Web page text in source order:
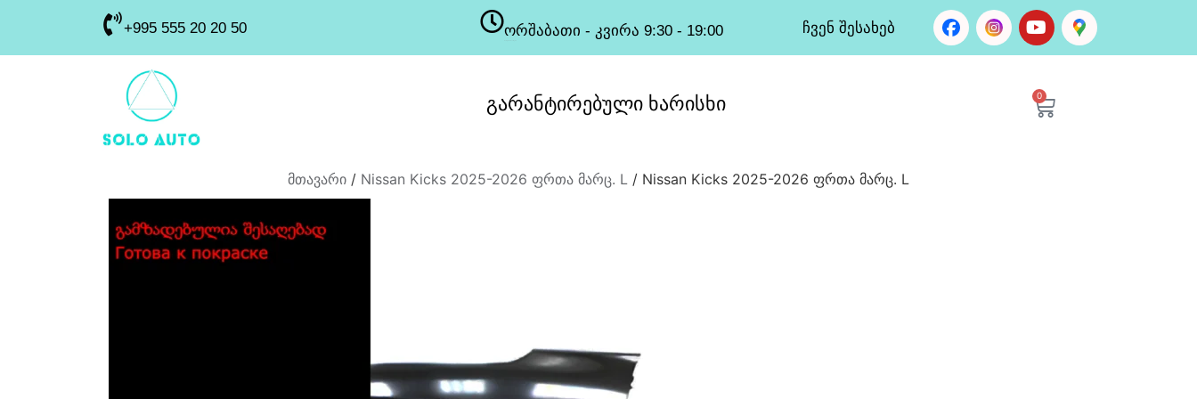
+995 555 20 20 50 ორშაბათი - კვირა 9:30 - 19:00 ჩვენ შესახებ
გარანტირებული ხარისხი 0
მთავარი / Nissan Kicks 2025-2026 ფრთა მარც. L / Nissan Kicks 2025-2026 ფრთა მარც. L